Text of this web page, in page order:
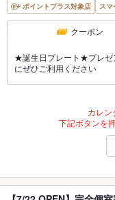
ポイントプラス対象店
ス
クーポン
★誕生日プレート★プレゼ
にぜひご利用ください
カレン
下記ボタンを